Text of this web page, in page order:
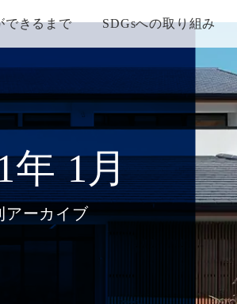
できるまで SDGsへの取り組み
年 1月
アーカイブ